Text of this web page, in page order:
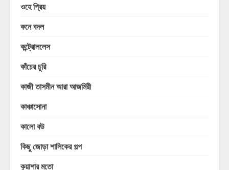
ওহে প্রিয়
কনে বদল
কন্ট্রোললেস
কাঁচের চুরি
কাজী তাসমীন আরা আজমিরী
কাঞ্চাসোনা
কালো বউ
কিছু জোড়া শালিকের গল্প
কুয়াশার মতো